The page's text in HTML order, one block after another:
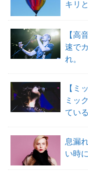
キリ
【高
速で
れ。
【ミ
ミッ
てい
息漏
い時